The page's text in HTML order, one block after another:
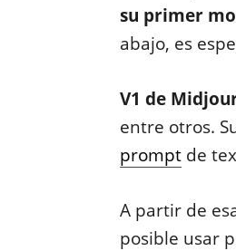
su primer
abajo, es
V1 de
entre otros.
promptde
A partir de
posible usar